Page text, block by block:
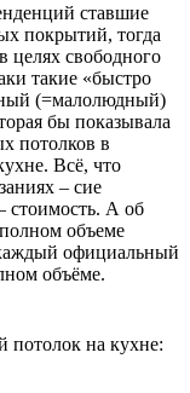
ставшие
покрытий, тогда
целях свободного
такие «быстро
(=малолюдный)
бы показывала
потолков в
Всё, что
– сие
стоимость. А об
объеме
официальный
объёме.